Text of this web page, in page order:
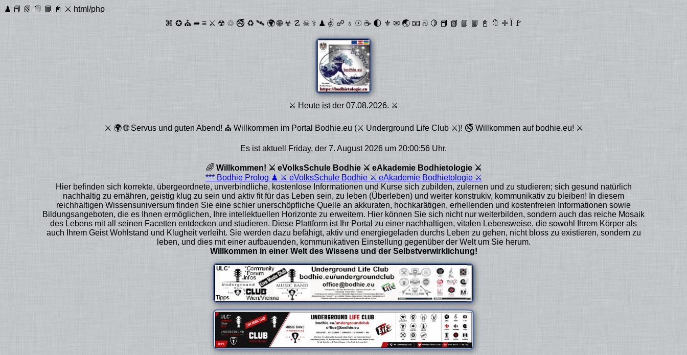
♟ 📕 📗 📘 📙 📓 ⚔ html/php
⌘ ✪ ⛪ ➦ ≡ ⚔ ☢ ♲ 🚭 ♻ 🛰 🌍 🌐 ☣ ☡ ☠ ⚕ ♟ ✌ ☍ ♁ ☉ ☕ 🌓 ⚜ ✉ 🌏 📧 බ 🍋 📕 📗 📘 📙 📓 🔖 ✛ Ï 🚩
⚔ Heute ist der 07.08.2026. ⚔
⚔ 🌍 🌐 Servus und guten Abend! ⛪ Willkommen im Portal Bodhie.eu (⚔ Underground Life Club ⚔)! 🚭 Willkommen auf bodhie.eu! ⚔
Es ist aktuell Friday, der 7. August 2026 um 20:00:56 Uhr.
🌈 Willkommen! ⚔ eVolksSchule Bodhie ⚔ eAkademie Bodhietologie ⚔
*** Bodhie Prolog ♟ ⚔ eVolksSchule Bodhie ⚔ eAkademie Bodhietologie ⚔
Hier befinden sich korrekte, übergeordnete, unverbindliche, kostenlose Informationen und Kurse sich zubilden, zulernen und zu studieren; sich gesund natürlich
nachhaltig zu ernähren, geistig klug zu sein und aktiv fit für das Leben sein, zu leben (Überleben) und weiter konstrukiv, kommunikativ zu bleiben! In diesem
reichhaltigen Wissensuniversum finden Sie eine schier unerschöpfliche Quelle an akkuraten, hochkarätigen, erhellenden und kostenfreien Informationen sowie
Bildungsangeboten, die es Ihnen ermöglichen, Ihre intellektuellen Horizonte zu erweitern. Hier können Sie sich nicht nur weiterbilden, sondern auch das reiche Mosaik
des Lebens mit all seinen Facetten entdecken und studieren. Diese Plattform ist Ihr Portal zu einer nachhaltigen, vitalen Lebensweise, die sowohl Ihrem Körper als
auch Ihrem Geist Wohlstand und Klugheit verleiht. Sie werden dazu befähigt, aktiv und energiegeladen durchs Leben zu gehen, nicht bloss zu existieren, sondern zu
leben, und dies mit einer aufbauenden, kommunikativen Einstellung gegenüber der Welt um Sie herum.
Willkommen in einer Welt des Wissens und der Selbstverwirklichung!